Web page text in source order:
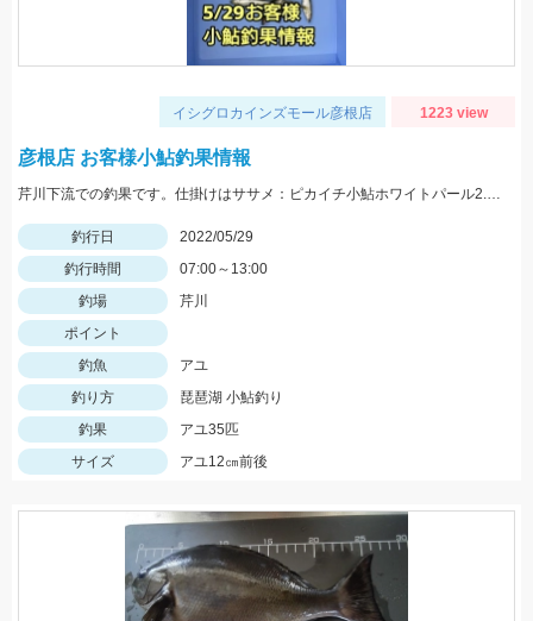
イシグロカインズモール彦根店 1223 view
彦根店 お客様小鮎釣果情報
芹川下流での釣果です。仕掛けはササメ：ピカイチ小鮎ホワイトパール2.5号がオススメです！
釣行日
2022/05/29
釣行時間
07:00～13:00
釣場
芹川
ポイント
釣魚
アユ
釣り方
琵琶湖 小鮎釣り
釣果
アユ35匹
サイズ
アユ12㎝前後